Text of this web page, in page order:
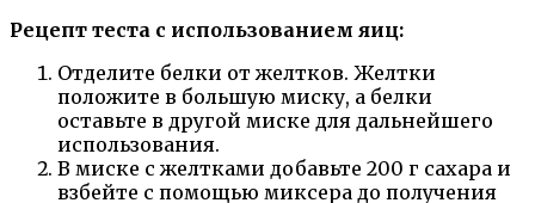
Рецепт теста с использованием яиц:
Отделите белки от желтков. Желтки
положите в большую миску, а белки
оставьте в другой миске для дальнейшего
использования.
В миске с желтками добавьте 200 г сахара и
взбейте с помощью миксера до получения